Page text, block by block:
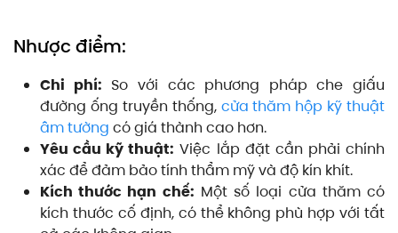
Nhược điểm:
Chi phí: So với các phương pháp che giấu
đường ống truyền thống, cửa thăm hộp kỹ thuật
âm tường có giá thành cao hơn.
Yêu cầu kỹ thuật: Việc lắp đặt cần phải chính
xác để đảm bảo tính thẩm mỹ và độ kín khít.
Kích thước hạn chế: Một số loại cửa thăm có
kích thước cố định, có thể không phù hợp với tất